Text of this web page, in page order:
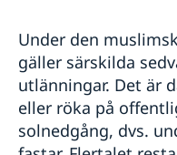
Under den
gäller särskilda
utlänningar. Det är
eller röka på
solnedgång, dvs.